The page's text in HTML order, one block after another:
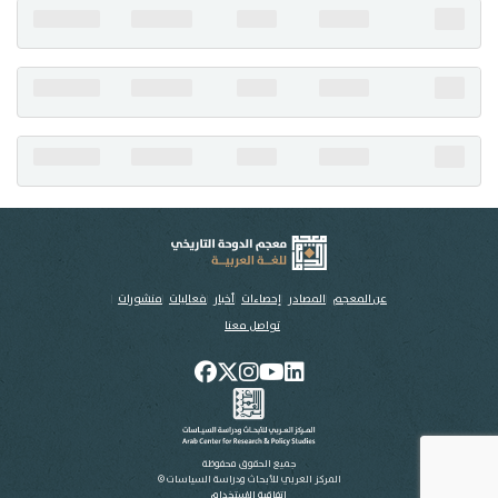
عن المعجم المصادر إحصاءات أخبار فعاليات منشورات
تواصل معنا
جميع الحقوق محفوظة
المركز العربي للأبحاث ودراسة السياسات ©